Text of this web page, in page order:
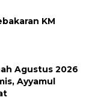
KM
Agustus 2026
Ayyamul